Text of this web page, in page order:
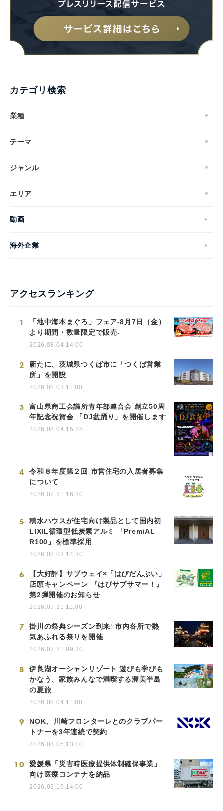
カテゴリ検索
業種
テーマ
ジャンル
エリア
動画
海外企業
アクセスランキング
1
「地中海本まぐろ」フェア-8月7日（金）
より期間・数量限定で販売-
2026.08.04 14:00
2
新たに、茨城県つくば市に「つくば営業
所」を開設
2026.08.03 11:00
3
富山県商工会議所青年部連合会 創立50周
年記念祝賀会 「DJ盆踊り」を開催します
2026.08.04 15:25
4
令和８年度第２回 市営住宅の入居者募集
について
2026.07.31 16:30
5
積水ハウスが住宅向け製品として国内初
LIXIL循環型低炭素アルミ 「PremiAL
R100」を標準採用
2026.08.03 14:30
6
【大好評】サブウェイ×「はぴだんぶい」
店頭キャンペーン 『はぴサブサマー！』
第2弾開催のお知らせ
2026.07.31 11:00
7
掛川の祭典シーズン到来! 市内各所で熱
気あふれる祭りを開催
2026.07.31 09:30
8
伊良湖オーシャンリゾート 遊びも学びも
かなう、家族みんなで満喫する渥美半島
の夏旅
2026.08.04 11:00
9
NOK、川崎フロンターレとのクラブパー
トナーを3年連続で契約
2026.08.05 13:00
10
愛媛県「災害時医療提供体制確保事業」
向け医療コンテナを納品
2026.03.19 14:00